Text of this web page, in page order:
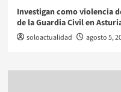
Investigan como violencia
de la Guardia Civil en
soloactualidad agosto 5,